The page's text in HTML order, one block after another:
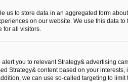
us to store data in an aggregated form
on our website. We use this data to
for all visitors.
you to relevant Strategy& advertising
Strategy& content based on your interests,
we can use so-called targeting to limit